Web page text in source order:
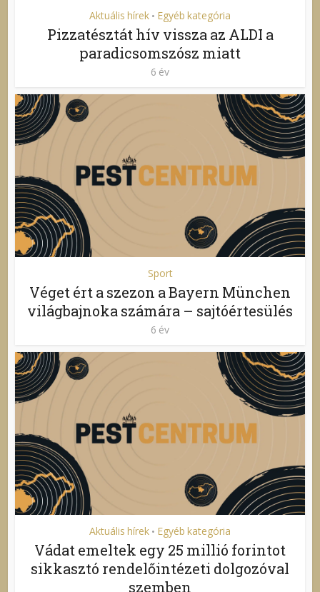
Aktuális hírek • Egyéb kategória
Pizzatésztát hív vissza az ALDI a
paradicsomszósz miatt
6 év
Sport
Véget ért a szezon a Bayern München
világbajnoka számára – sajtóértesülés
6 év
Aktuális hírek • Egyéb kategória
Vádat emeltek egy 25 millió forintot
sikkasztó rendelőintézeti dolgozóval
szemben